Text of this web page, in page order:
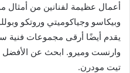
أعمال عظيمة لفنانين من أمثال
وبيكاسو وجياكوميتي وروتكو
يقدم أيضًا أرقى مجموعات فنية
وارنست وميرو. ابحث عن
تيت مودرن.